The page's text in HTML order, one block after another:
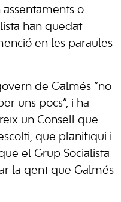
assentaments o
han quedat
en les paraules
de Galmés “no
uns pocs”, i ha
un Consell que
que planifiqui i
el Grup Socialista
la gent que Galmés